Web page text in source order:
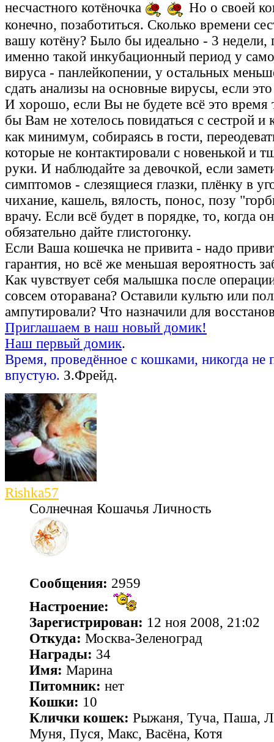
несчастного котёночка
Но о своей
конечно, позаботиться. Сколько времени
вашу котёну? Было бы идеально - 3 недели,
именно такой инкубационный период у
вируса - панлейкопении, у остальных
сдать анализы на основные вирусы, если
И хорошо, если Вы не будете всё это время
бы Вам не хотелось повидаться с сестрой
как минимум, собираясь в гости,
которые не контактировали с новенькой и
руки. И наблюдайте за девочкой, если
симптомов - слезящиеся глазки, плёнку в
чихание, кашель, вялость, понос, позу
врачу. Если всё будет в порядке, то, когда
обязательно дайте глистогонку.
Если Ваша кошечка не привита - надо
гарантия, но всё же меньшая вероятность
Как чувствует себя малышка после
совсем оторавана? Оставили культю или
ампутировали? Что назначили для
Приглашаем в наш новый домик!
Наш первый домик.
Время, проведённое с кошками, никогда не
впустую. З.Фрейд.
Rishka57
Солнечная Кошачья Личность
Сообщения: 2959
Настроение:
Зарегистрирован: 12 ноя 2008, 21:02
Откуда: Москва-Зеленоград
Награды: 34
Имя: Марина
Питомник: нет
Кошки: 10
Клички кошек: Рыжаня, Туча, Паша,
Муня, Пуся, Макс, Васёна, Котя